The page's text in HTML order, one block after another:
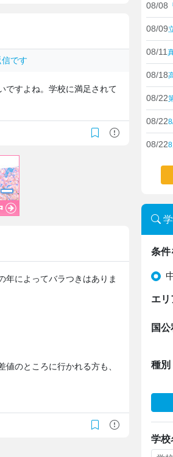
です
ですよね。学校に満足されて
年によってバラつきはありま
のところに行かれる方も、
08/08
08/09
08/11
08/18
08/22
08/22
08/22
条件
エリ
国
種別
学校